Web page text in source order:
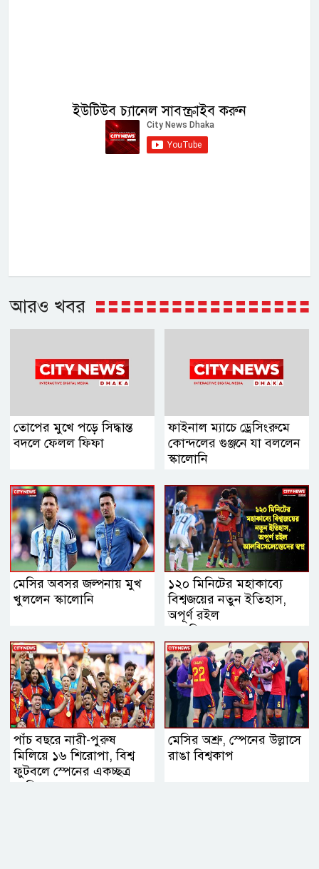
ইউটিউব চ্যানেল সাবস্ক্রাইব করুন
আরও খবর
তোপের মুখে পড়ে সিদ্ধান্ত
বদলে ফেলল ফিফা
ফাইনাল ম্যাচে ড্রেসিংরুমে
কোন্দলের গুঞ্জনে যা বললেন
স্কালোনি
মেসির অবসর জল্পনায় মুখ
খুললেন স্কালোনি
১২০ মিনিটের মহাকাব্যে
বিশ্বজয়ের নতুন ইতিহাস,
অপূর্ণ রইল
আলবিসেলেস্তেদের স্বপ্ন
পাঁচ বছরে নারী-পুরুষ
মিলিয়ে ১৬ শিরোপা, বিশ্ব
ফুটবলে স্পেনের একচ্ছত্র
আধিপত্য
মেসির অশ্রু, স্পেনের উল্লাসে
রাঙা বিশ্বকাপ